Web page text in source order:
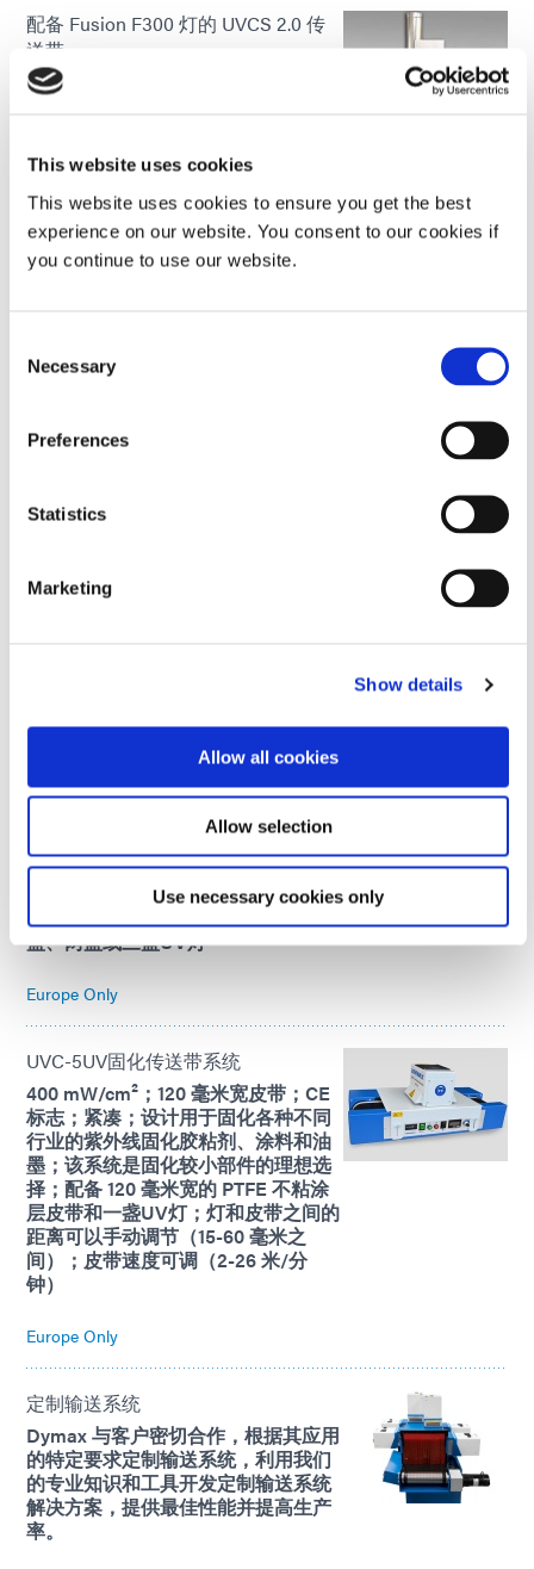
This website uses cookies
This website uses cookies to ensure you get the best
experience on our website. You consent to our cookies if
you continue to use our website.
Selection
Necessary
Preferences
Statistics
Marketing
Show details
Allow all cookies
Allow selection
Use necessary cookies only
配备 Fusion F300 灯的 UVCS 2.0 传
送带
6 英寸或 12 英寸固化宽度；2,500
涂料和油墨而设计，可配备标准金属
卤化物（长波“D”）或汞（短波“H”）
灯泡
Global Except Europe
可调节固化宽度最大可达 18 英寸；
100 mW/cm²、200 mW/cm²、400
和涂料；部件沿轨道而不是传统传送
UVC-8UV固化传送带系统
800 mW/cm²；220 毫米宽的皮带；
CE 标志；多功能光固化传送系统，
配有 220 毫米宽的皮带；可配备一
盏、两盏或三盏UV灯
Europe Only
UVC-5UV固化传送带系统
400 mW/cm²；120 毫米宽皮带；CE
标志；紧凑；设计用于固化各种不同
行业的紫外线固化胶粘剂、涂料和油
墨；该系统是固化较小部件的理想选
择；配备 120 毫米宽的 PTFE 不粘涂
层皮带和一盏UV灯；灯和皮带之间的
距离可以手动调节（15-60 毫米之
间）；皮带速度可调（2-26 米/分
钟）
Europe Only
定制输送系统
Dymax 与客户密切合作，根据其应用
的特定要求定制输送系统，利用我们
的专业知识和工具开发定制输送系统
解决方案，提供最佳性能并提高生产
率。